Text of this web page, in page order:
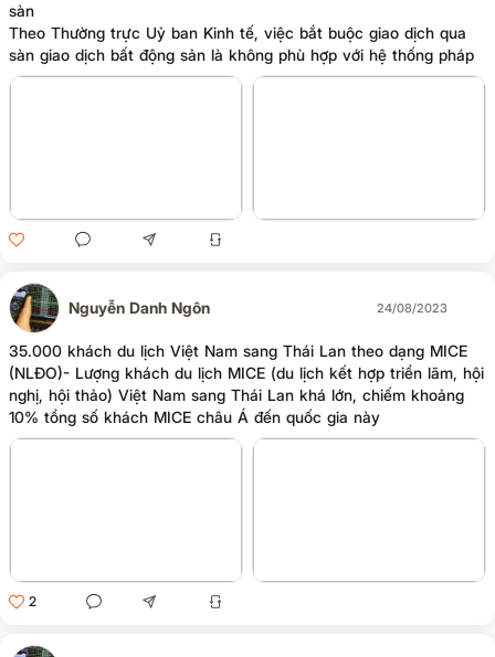
sàn
Theo Thường trực Uỷ ban Kinh tế, việc bắt buộc giao dịch qua
sàn giao dịch bất động sản là không phù hợp với hệ thống pháp
luật hiện hành.
Nguyễn Danh Ngôn 24/08/2023
35.000 khách du lịch Việt Nam sang Thái Lan theo dạng MICE
(NLĐO)- Lượng khách du lịch MICE (du lịch kết hợp triển lãm, hội
nghị, hội thảo) Việt Nam sang Thái Lan khá lớn, chiếm khoảng
10% tổng số khách MICE châu Á đến quốc gia này
2